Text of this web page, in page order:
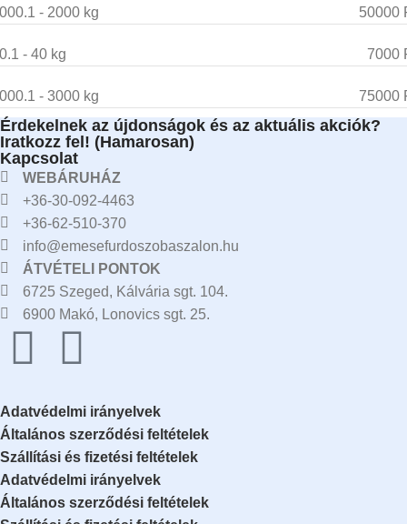
- 2000 kg 50000
- 40 kg 7000
- 3000 kg 75000
Érdekelnek az újdonságok és az aktuális akciók?
Iratkozz fel! (Hamarosan)
Kapcsolat
WEBÁRUHÁZ
+36-30-092-4463
+36-62-510-370
info@emesefurdoszobaszalon.hu
ÁTVÉTELI PONTOK
6725 Szeged, Kálvária sgt. 104.​
6900 Makó, Lonovics sgt. 25.
Adatvédelmi irányelvek
Általános szerződési feltételek
Szállítási és fizetési feltételek
Adatvédelmi irányelvek
Általános szerződési feltételek